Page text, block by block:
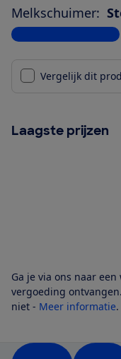
Melkschuimer:
Bekijk alle specificaties
Vergelijk dit
Laagste prijzen
Ga je via ons naar
vergoeding
niet - Meer informatie.